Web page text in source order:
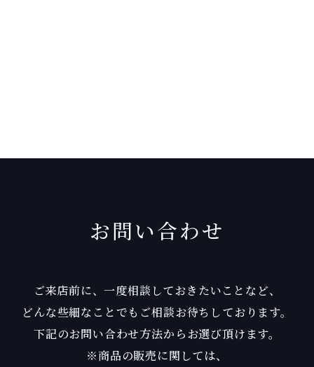
お問い合わせ
ご来店前に、一度相談しておきたいことなど、
どんな些細なことでもご相談お待ちしております。
下記のお問い合わせ方法からお選び頂けます。
※商品の販売に関しては、